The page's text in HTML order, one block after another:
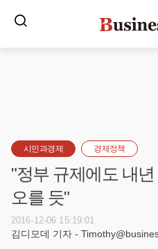
시민과경제 경제정책
"정부 규제에도 내
오를 듯"
2016-12-06 15:19:01
김디모데 기자 -